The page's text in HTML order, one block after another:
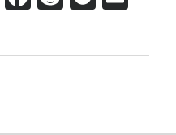
c
o
d c ai